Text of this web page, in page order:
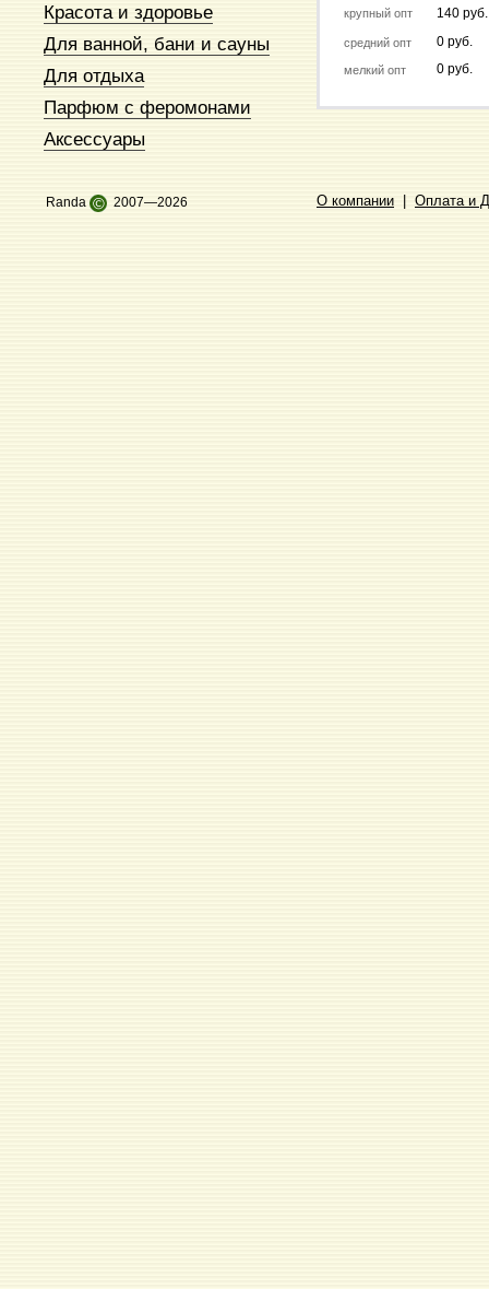
Красота и здоровье
Для ванной, бани и сауны
Для отдыха
Парфюм с феромонами
Аксессуары
крупный опт 140 руб.
средний опт 0 руб.
мелкий опт 0 руб.
Randa © 2007—2026 О компании Оплата и